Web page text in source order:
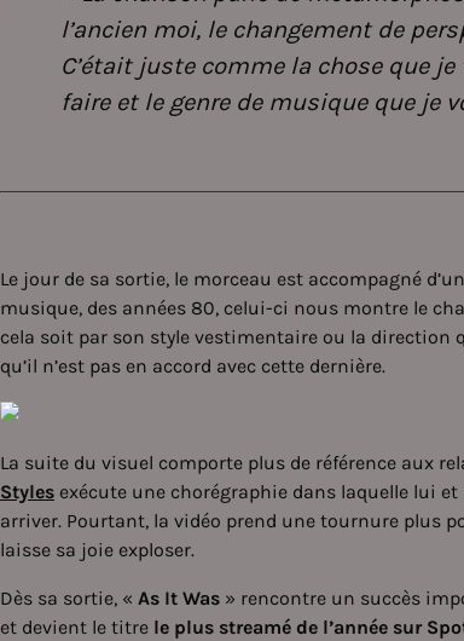
l’ancien moi, le changement de
C’était juste comme la chose que
faire et le genre de musique que je
Le jour de sa sortie, le morceau est accompagné
musique, des années 80, celui-ci nous montre le
cela soit par son style vestimentaire ou la
qu’il n’est pas en accord avec cette dernière.
La suite du visuel comporte plus de référence aux
Styles exécute une chorégraphie dans laquelle lui
arriver. Pourtant, la vidéo prend une tournure plus
laisse sa joie exploser.
Dès sa sortie, « As It Was » rencontre un succès
et devient le titre le plus streamé de l’année sur